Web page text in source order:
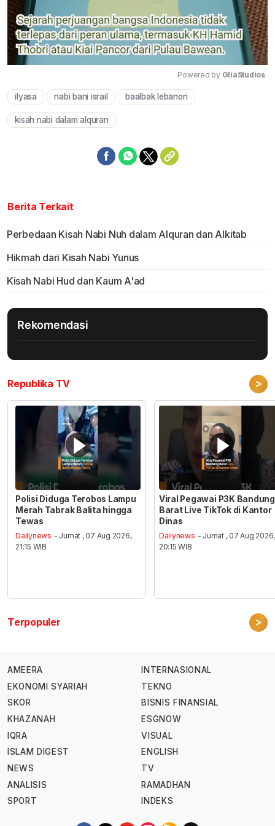
Powered by GliaStudios
ilyasa nabi bani israil baalbak lebanon
kisah nabi dalam alquran
Berita Terkait
Perbedaan Kisah Nabi Nuh dalam Alquran dan Alkitab
Hikmah dari Kisah Nabi Yunus
Kisah Nabi Hud dan Kaum A'ad
Rekomendasi
Republika TV >
Polisi Diduga Terobos Lampu
Merah Tabrak Balita hingga
Tewas
Dailynews - Jumat , 07 Aug 2026,
21:15 WIB
Viral Pegawai P3K Bandung
Barat Live TikTok di Kantor
Dinas
Dailynews - Jumat , 07 Aug 2026,
20:15 WIB
Terpopuler >
AMEERA
EKONOMI SYARIAH
SKOR
KHAZANAH
IQRA
ISLAM DIGEST
NEWS
ANALISIS
SPORT
INTERNASIONAL
TEKNO
BISNIS FINANSIAL
ESGNOW
VISUAL
ENGLISH
TV
RAMADHAN
INDEKS